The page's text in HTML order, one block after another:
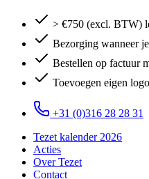
> €750 (excl. BTW)
Bezorging wanneer
Bestellen op factuur
Toevoegen eigen
+31 (0)316 28 28 31
Tezet kalender 2026
Acties
Over Tezet
Contact